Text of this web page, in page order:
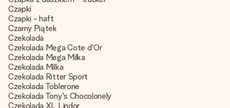
Czapki
Czapki - haft
Czarny Piątek
Czekolada
Czekolada Mega Cote d'Or
Czekolada Mega Milka
Czekolada Milka
Czekolada Ritter Sport
Czekolada Toblerone
Czekolada Tony's Chocolonely
Czekolada XL Lindor